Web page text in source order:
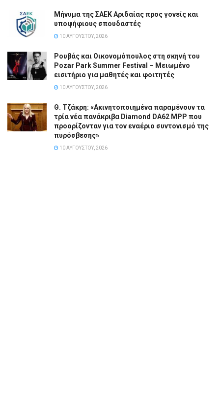
Μήνυμα της ΣΑΕΚ Αριδαίας προς γονείς και
υποψήφιους σπουδαστές
10 ΑΥΓΟΎΣΤΟΥ, 2026
Ρουβάς και Οικονομόπουλος στη σκηνή του
Pozar Park Summer Festival – Μειωμένο
εισιτήριο για μαθητές και φοιτητές
10 ΑΥΓΟΎΣΤΟΥ, 2026
Θ. Τζάκρη: «Ακινητοποιημένα παραμένουν τα
τρία νέα πανάκριβα Diamond DA62 MPP που
προορίζονταν για τον εναέριο συντονισμό της
πυρόσβεσης»
10 ΑΥΓΟΎΣΤΟΥ, 2026